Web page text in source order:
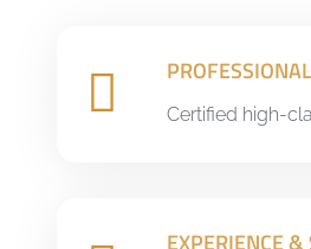
Certified high-
EXPERIENCE &